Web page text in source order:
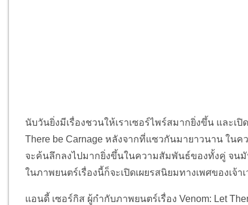
นับวันยิ่งมีเรื่องชวนให้เราเซอร์ไพร์สมากยิ่งขึ้น และเ
There be Carnage หลังจากที่แซวกันมายาวนาน ใน
จะค้นลึกลงไปมากยิ่งขึ้นในความสัมพันธ์ของทั้งคู่ จน
ในภาพยนตร์เรื่องนี้ก็จะเปิดเผยรสนิยมทางเพศของเจ้า
แอนดี้ เซอร์กิส ผู้กำกับภาพยนตร์เรื่อง Venom: Let